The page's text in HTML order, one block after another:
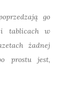
go
i tablicach w
żadnej
prostu jest,